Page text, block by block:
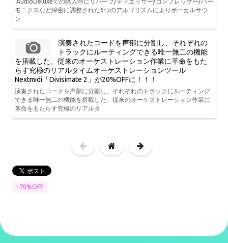
モニクスなど綿密に調整された6つのアルゴリズムによりボーカルサウ
ン
演奏されたコードを声部に分割し、それぞれの
トラックにルーティングできる唯一無二の機能
を搭載した、従来のオーケストレーション作業に革命をもた
らす究極のリアルタイムオーケストレーションツール
Nextmidi「Divisimate 2」が20%OFFに！！！
演奏されたコードを声部に分割し、それぞれのトラックにルーティング
できる唯一無二の機能を搭載した、従来のオーケストレーション作業に
革命をもたらす究極のリアルタ
↑70%OFF